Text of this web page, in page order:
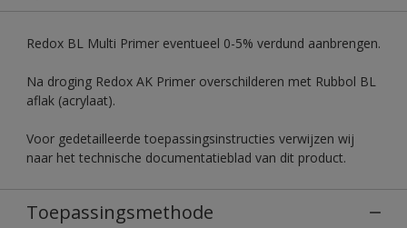
Redox BL Multi Primer eventueel 0-5% verdund aanbrengen.
Na droging Redox AK Primer overschilderen met Rubbol BL
aflak (acrylaat).
Voor gedetailleerde toepassingsinstructies verwijzen wij
naar het technische documentatieblad van dit product.
Toepassingsmethode